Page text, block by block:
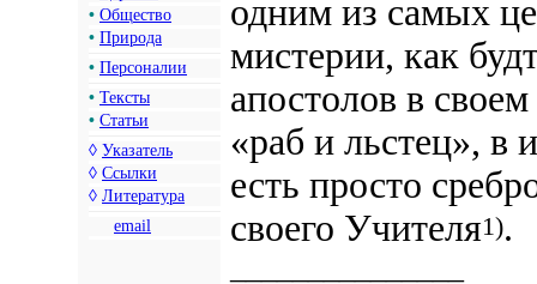
• Общество
• Природа
• Персоналии
• Тексты
• Статьи
◊ Указатель
◊ Ссылки
◊ Литература
email
одним из самых
мистерии, как
апостолов в
«раб и льстец», в
есть просто
своего Учителя1).